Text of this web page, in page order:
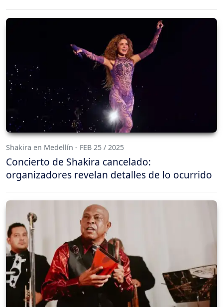
Shakira en Medellín - FEB 25 / 2025
Concierto de Shakira cancelado:
organizadores revelan detalles de lo ocurrido